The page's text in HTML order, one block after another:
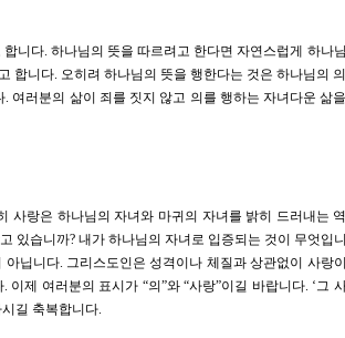
니다. 하나님의 뜻을 따르려고 한다면 자연스럽게 하나님
합니다. 오히려 하나님의 뜻을 행한다는 것은 하나님의 의
여러분의 삶이 죄를 짓지 않고 의를 행하는 자녀다운 삶을
사랑은 하나님의 자녀와 마귀의 자녀를 밝히 드러내는 역
있습니까? 내가 하나님의 자녀로 입증되는 것이 무엇입니
닙니다. 그리스도인은 성격이나 체질과 상관없이 사랑이
제 여러분의 표시가 “의”와 “사랑”이길 바랍니다. ‘그
길 축복합니다.